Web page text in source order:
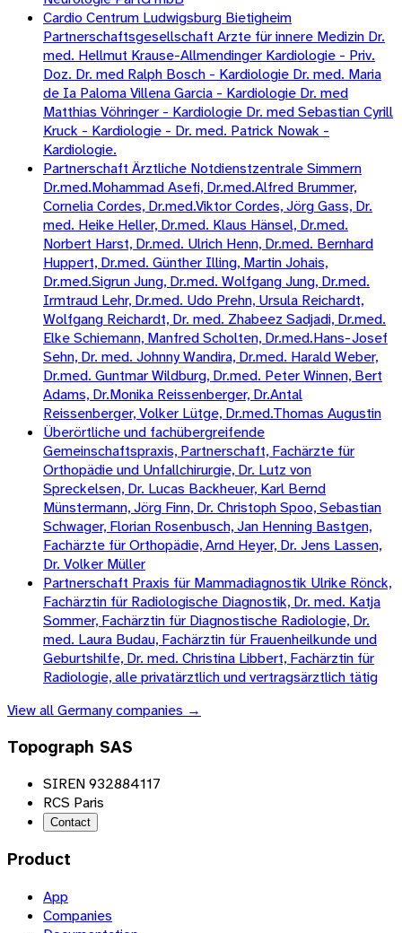
Cardio Centrum Ludwigsburg Bietigheim
Partnerschaftsgesellschaft Arzte für innere Medizin Dr.
med. Hellmut Krause-Allmendinger Kardiologie - Priv.
Doz. Dr. med Ralph Bosch - Kardiologie Dr. med. Maria
de Ia Paloma Villena Garcia - Kardiologie Dr. med
Matthias Vöhringer - Kardiologie Dr. med Sebastian Cyrill
Kruck - Kardiologie - Dr. med. Patrick Nowak -
Kardiologie.
Partnerschaft Ärztliche Notdienstzentrale Simmern
Dr.med.Mohammad Asefi, Dr.med.Alfred Brummer,
Cornelia Cordes, Dr.med.Viktor Cordes, Jörg Gass, Dr.
med. Heike Heller, Dr.med. Klaus Hänsel, Dr.med.
Norbert Harst, Dr.med. Ulrich Henn, Dr.med. Bernhard
Huppert, Dr.med. Günther Illing, Martin Johais,
Dr.med.Sigrun Jung, Dr.med. Wolfgang Jung, Dr.med.
Irmtraud Lehr, Dr.med. Udo Prehn, Ursula Reichardt,
Wolfgang Reichardt, Dr. med. Zhabeez Sadjadi, Dr.med.
Elke Schiemann, Manfred Scholten, Dr.med.Hans-Josef
Sehn, Dr. med. Johnny Wandira, Dr.med. Harald Weber,
Dr.med. Guntmar Wildburg, Dr.med. Peter Winnen, Bert
Adams, Dr.Monika Reissenberger, Dr.Antal
Reissenberger, Volker Lütge, Dr.med.Thomas Augustin
Überörtliche und fachübergreifende
Gemeinschaftspraxis, Partnerschaft, Fachärzte für
Orthopädie und Unfallchirurgie, Dr. Lutz von
Spreckelsen, Dr. Lucas Backheuer, Karl Bernd
Münstermann, Jörg Finn, Dr. Christoph Spoo, Sebastian
Schwager, Florian Rosenbusch, Jan Henning Bastgen,
Fachärzte für Orthopädie, Arnd Heyer, Dr. Jens Lassen,
Dr. Volker Müller
Partnerschaft Praxis für Mammadiagnostik Ulrike Rönck,
Fachärztin für Radiologische Diagnostik, Dr. med. Katja
Sommer, Fachärztin für Diagnostische Radiologie, Dr.
med. Laura Budau, Fachärztin für Frauenheilkunde und
Geburtshilfe, Dr. med. Christina Libbert, Fachärztin für
Radiologie, alle privatärztlich und vertragsärztlich tätig
View allGermanycompanies →
Topograph SAS
SIREN 932884117
RCS Paris
Contact
Product
App
Companies